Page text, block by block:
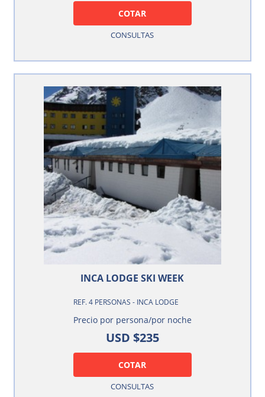
COTAR
CONSULTAS
INCA LODGE SKI WEEK
REF. 4 PERSONAS - INCA LODGE
Precio por persona/por noche
USD $235
COTAR
CONSULTAS